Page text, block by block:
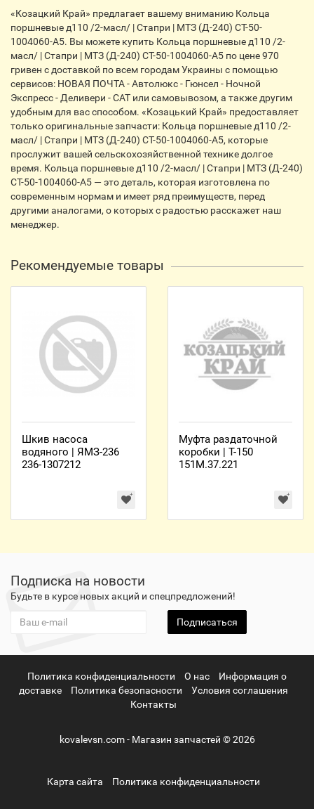
«Козацкий Край» предлагает вашему вниманию Кольца
поршневые д110 /2-масл/ | Стапри | МТЗ (Д-240) СТ-50-
1004060-А5. Вы можете купить Кольца поршневые д110 /2-
масл/ | Стапри | МТЗ (Д-240) СТ-50-1004060-А5 по цене 970
гривен с доставкой по всем городам Украины с помощью
сервисов: НОВАЯ ПОЧТА - Автолюкс - Гюнсел - Ночной
Экспресс - Деливери - CАТ или самовывозом, а также другим
удобным для вас способом. «Козацький Край» предоставляет
только оригинальные запчасти: Кольца поршневые д110 /2-
масл/ | Стапри | МТЗ (Д-240) СТ-50-1004060-А5, которые
прослужит вашей сельскохозяйственной технике долгое
время. Кольца поршневые д110 /2-масл/ | Стапри | МТЗ (Д-240)
СТ-50-1004060-А5 — это деталь, которая изготовлена по
современным нормам и имеет ряд преимуществ, перед
другими аналогами, о которых с радостью расскажет наш
менеджер.
Рекомендуемые товары
Шкив насоса
водяного | ЯМЗ-236
236-1307212
Муфта раздаточной
коробки | Т-150
151М.37.221
Подписка на новости
Будьте в курсе новых акций и спецпредложений!
Подписаться
Политика конфиденциальности О нас
Информация о
доставке
Политика безопасности
Условия соглашения
Контакты
kovalevsn.com - Магазин запчастей © 2026
Карта сайта Политика конфиденциальности